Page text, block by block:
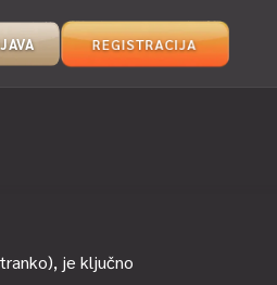
REGISTRACIJA
je ključno